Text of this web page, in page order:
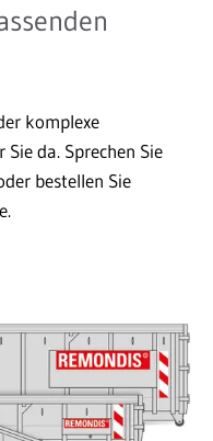
komplexe
da. Sprechen Sie
bestellen Sie